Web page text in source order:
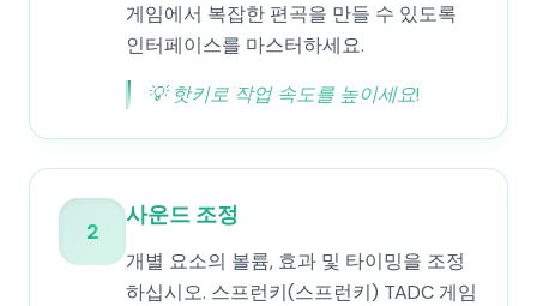
게임에서 복잡한 편곡을 만들 수 있도록
인터페이스를 마스터하세요.
💡 핫키로 작업 속도를 높이세요!
2
사운드 조정
개별 요소의 볼륨, 효과 및 타이밍을 조정
하십시오. 스프런키(스프런키) TADC 게임